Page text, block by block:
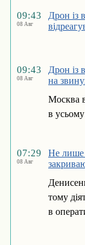
09:43
08 Авг
Дрон із
09:43
08 Авг
Дрон із
на
Москва
в
07:29
08 Авг
Не лише
тому
в